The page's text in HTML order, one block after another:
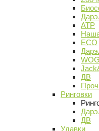
АТР
ECO
ДВ
Ринговки
ДВ
Удавки